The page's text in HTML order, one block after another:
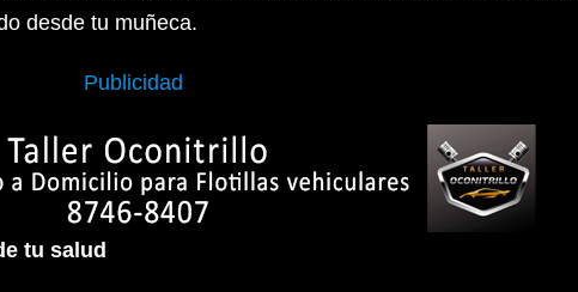
desde tu muñeca.
Publicidad
tu salud